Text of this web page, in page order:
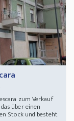
zum Verkauf
über einen
Stock und besteht